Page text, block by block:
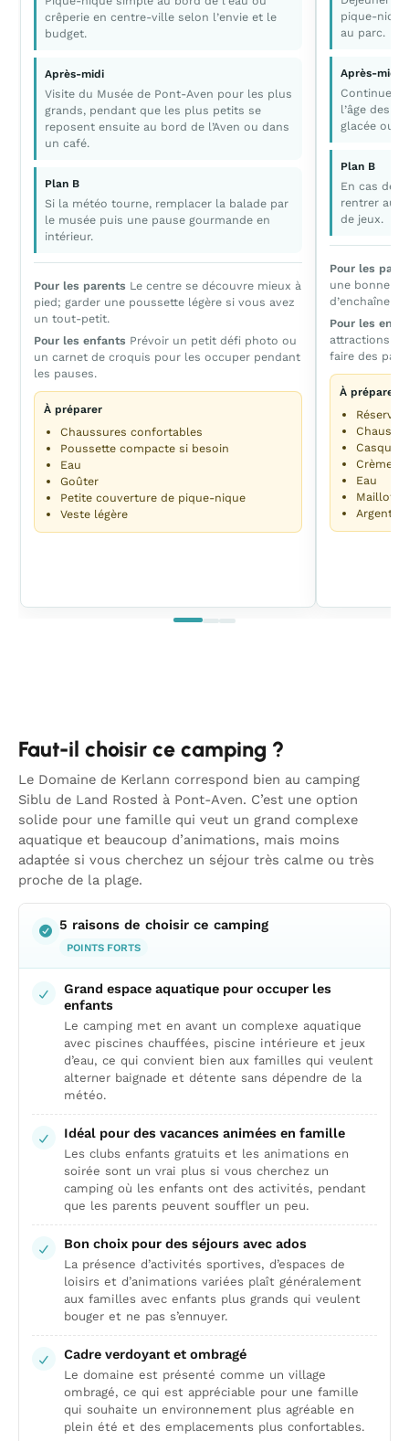
crêperie en centre-ville selon l’envie et le
budget.
Après-midi
Visite du Musée de Pont-Aven pour les plus
grands, pendant que les plus petits se
reposent ensuite au bord de l’Aven ou dans
un café.
Plan B
Si la météo tourne, remplacer la balade par
le musée puis une pause gourmande en
intérieur.
Pour les parents Le centre se découvre mieux à
pied; garder une poussette légère si vous avez
un tout-petit.
Pour les enfants Prévoir un petit défi photo ou
un carnet de croquis pour les occuper pendant
les pauses.
À préparer
Chaussures confortables
Poussette compacte si besoin
Eau
Goûter
Petite couverture de pique-nique
Veste légère
pique-
au parc.
Après-midi
Continuer
l’âge des
glacée ou
Plan B
En cas de
rentrer au
de jeux.
Pour les
une bonne
d’enchaîner
Pour les
attractions
faire des
À préparer
Crème
Eau
Maillots
Argent
Faut-il choisir ce camping ?
Le Domaine de Kerlann correspond bien au camping
Siblu de Land Rosted à Pont-Aven. C’est une option
solide pour une famille qui veut un grand complexe
aquatique et beaucoup d’animations, mais moins
adaptée si vous cherchez un séjour très calme ou très
proche de la plage.
5 raisons de choisir ce camping
POINTS FORTS
Grand espace aquatique pour occuper les
enfants
Le camping met en avant un complexe aquatique
avec piscines chauffées, piscine intérieure et jeux
d’eau, ce qui convient bien aux familles qui veulent
alterner baignade et détente sans dépendre de la
météo.
Idéal pour des vacances animées en famille
Les clubs enfants gratuits et les animations en
soirée sont un vrai plus si vous cherchez un
camping où les enfants ont des activités, pendant
que les parents peuvent souffler un peu.
Bon choix pour des séjours avec ados
La présence d’activités sportives, d’espaces de
loisirs et d’animations variées plaît généralement
aux familles avec enfants plus grands qui veulent
bouger et ne pas s’ennuyer.
Cadre verdoyant et ombragé
Le domaine est présenté comme un village
ombragé, ce qui est appréciable pour une famille
qui souhaite un environnement plus agréable en
plein été et des emplacements plus confortables.